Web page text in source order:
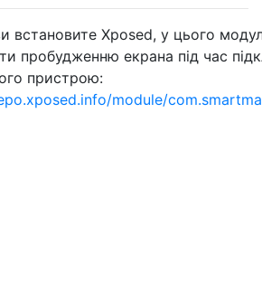
встановите Xposed, у цього
пробудженню екрана під час
пристрою:
module/